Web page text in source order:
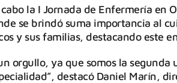
la I Jornada de Enfermería en
se brindó suma importancia al
y sus familias, destacando este
orgullo, ya que somos la
destacó Daniel Marín,